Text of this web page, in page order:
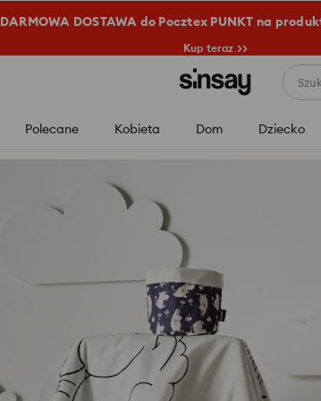
DARMOWA DOSTAWA do Pocztex PUNKT na
Kup teraz >>
Polecane Kobieta Dom Dziecko